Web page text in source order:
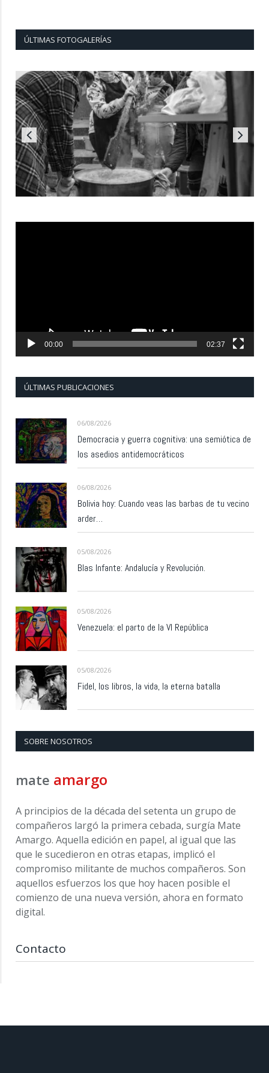
ÚLTIMAS FOTOGALERÍAS
00:00 02:37
ÚLTIMAS PUBLICACIONES
06/08/2026
Democracia y guerra cognitiva: una semiótica de
los asedios antidemocráticos
06/08/2026
Bolivia hoy: Cuando veas las barbas de tu vecino
arder…
05/08/2026
Blas Infante: Andalucía y Revolución.
05/08/2026
Venezuela: el parto de la VI República
05/08/2026
Fidel, los libros, la vida, la eterna batalla
SOBRE NOSOTROS
mate amargo
A principios de la década del setenta un grupo de
compañeros largó la primera cebada, surgía Mate
Amargo. Aquella edición en papel, al igual que las
que le sucedieron en otras etapas, implicó el
compromiso militante de muchos compañeros. Son
aquellos esfuerzos los que hoy hacen posible el
comienzo de una nueva versión, ahora en formato
digital.
Contacto